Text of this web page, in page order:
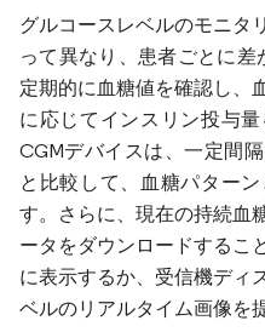
グルコースレベルのモニタ
って異なり、患者ごとに
定期的に血糖値を確認し、
に応じてインスリン投与
CGMデバイスは、一定間
と比較して、血糖パター
す。さらに、現在の持続血
ータをダウンロードするこ
に表示するか、受信機ディ
ベルのリアルタイム画像を